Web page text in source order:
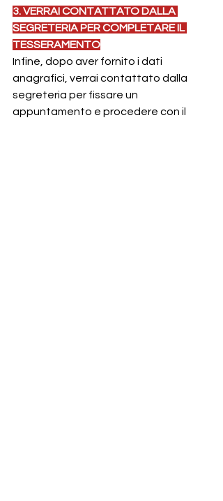
3. VERRAI CONTATTATO DALLA
SEGRETERIA PER COMPLETARE IL
TESSERAMENTO
Infine, dopo aver fornito i dati
anagrafici, verrai contattato dalla
segreteria per fissare un
appuntamento e procedere con il